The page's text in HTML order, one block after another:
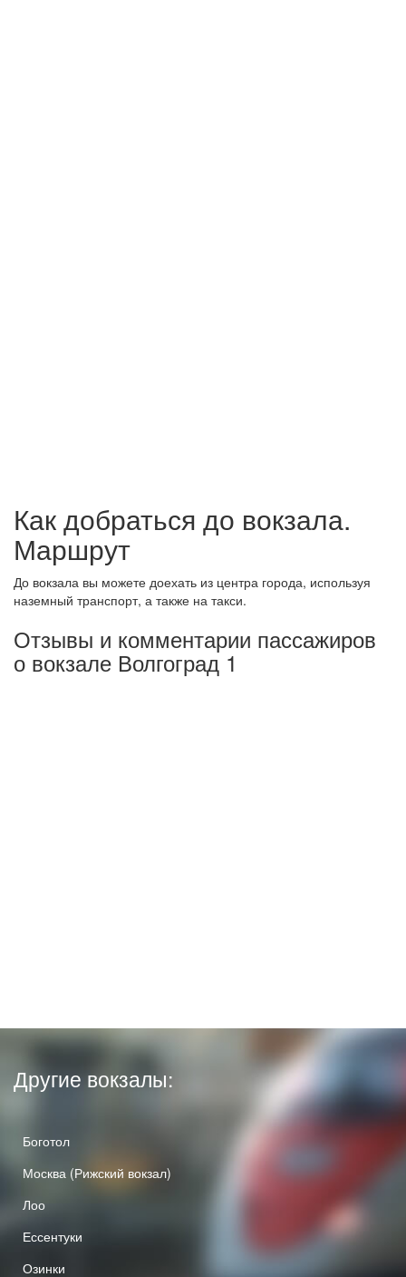
Как добраться до вокзала.
Маршрут
До вокзала вы можете доехать из центра города, используя
наземный транспорт, а также на такси.
Отзывы и комментарии пассажиров
о вокзале Волгоград 1
Другие вокзалы:
Боготол
Москва (Рижский вокзал)
Лоо
Ессентуки
Озинки